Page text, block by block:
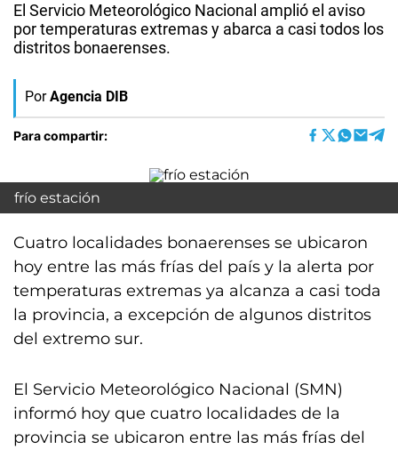
El Servicio Meteorológico Nacional amplió el aviso
por temperaturas extremas y abarca a casi todos los
distritos bonaerenses.
Por Agencia DIB
Para compartir:
frío estación
Cuatro localidades bonaerenses se ubicaron
hoy entre las más frías del país y la alerta por
temperaturas extremas ya alcanza a casi toda
la provincia, a excepción de algunos distritos
del extremo sur.
El Servicio Meteorológico Nacional (SMN)
informó hoy que cuatro localidades de la
provincia se ubicaron entre las más frías del